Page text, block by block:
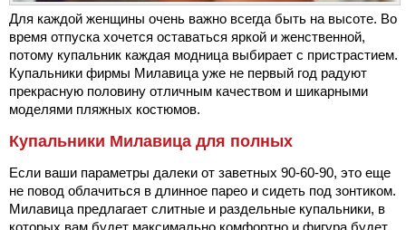
Для каждой женщины очень важно всегда быть на высоте. Во
время отпуска хочется оставаться яркой и женственной,
потому купальник каждая модница выбирает с пристрастием.
Купальники фирмы Милавица уже не первый год радуют
прекрасную половину отличным качеством и шикарными
моделями пляжных костюмов.
Купальники Милавица для полных
Если ваши параметры далеки от заветных 90-60-90, это еще
не повод облачиться в длинное парео и сидеть под зонтиком.
Милавица предлагает слитные и раздельные купальники, в